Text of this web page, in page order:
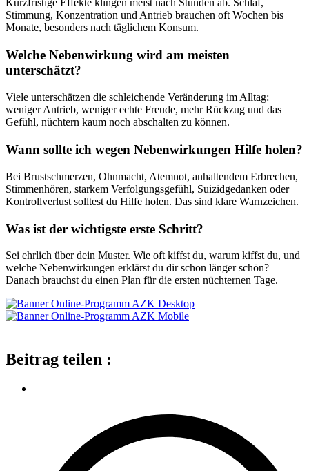
Kurzfristige Effekte klingen meist nach Stunden ab. Schlaf,
Stimmung, Konzentration und Antrieb brauchen oft Wochen bis
Monate, besonders nach täglichem Konsum.
Welche Nebenwirkung wird am meisten
unterschätzt?
Viele unterschätzen die schleichende Veränderung im Alltag:
weniger Antrieb, weniger echte Freude, mehr Rückzug und das
Gefühl, nüchtern kaum noch abschalten zu können.
Wann sollte ich wegen Nebenwirkungen Hilfe holen?
Bei Brustschmerzen, Ohnmacht, Atemnot, anhaltendem Erbrechen,
Stimmenhören, starkem Verfolgungsgefühl, Suizidgedanken oder
Kontrollverlust solltest du Hilfe holen. Das sind klare Warnzeichen.
Was ist der wichtigste erste Schritt?
Sei ehrlich über dein Muster. Wie oft kiffst du, warum kiffst du, und
welche Nebenwirkungen erklärst du dir schon länger schön?
Danach brauchst du einen Plan für die ersten nüchternen Tage.
Beitrag teilen :